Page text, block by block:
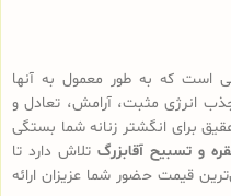
است که به طور معمول به آنها
انرژی مثبت، آرامش، تعادل و
برای انگشتر زنانه شما بستگی
و تسبیح آقابزرگتلاش دارد تا
قیمت حضور شما عزیزان ارائه